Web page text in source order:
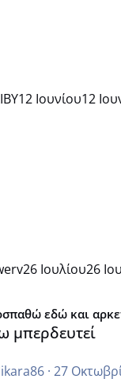
12 Ιουνίου12
26 Ιουλίου26
εδώ και
μπερδευτεί
· 27